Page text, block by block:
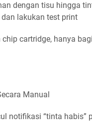
dengan tisu hingga
lakukan test print
cartridge, hanya
Manual
notifikasi “tinta habis”